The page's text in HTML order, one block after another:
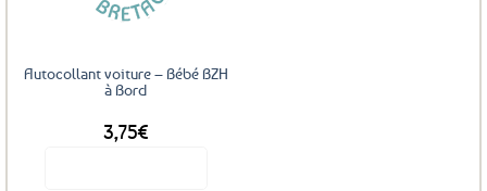
Autocollant voiture – Bébé BZH
à Bord
3,75€